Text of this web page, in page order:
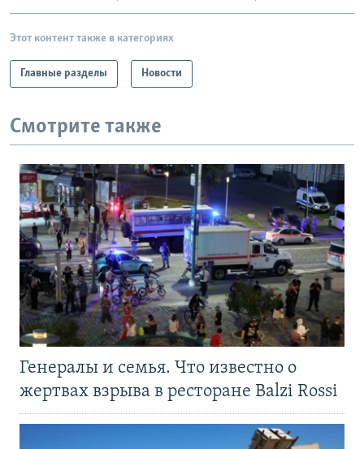
Этот контент также в категориях
Главные разделы Новости
Смотрите также
Генералы и семья. Что известно о
жертвах взрыва в ресторане Balzi Rossi